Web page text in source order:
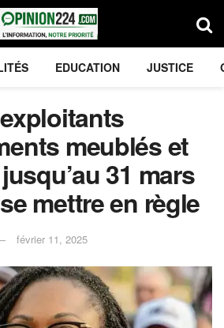
EDUCATION JUSTICE
meublés et
31 mars
mettre en règle
février 11, 2025